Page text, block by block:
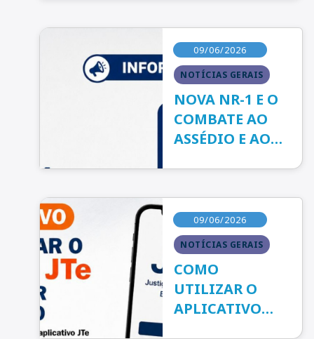
NOTÍCIAS GERAIS
09/06/2026
NOVA NR-1 E O
COMBATE AO
ASSÉDIO E AOS
NOS CORREIOS
NOTÍCIAS GERAIS
09/06/2026
COMO
UTILIZAR O
APLICATIVO